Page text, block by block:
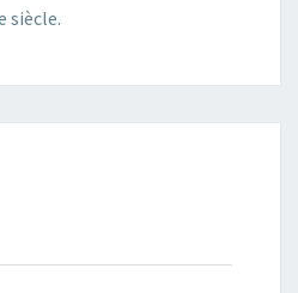
siècle.